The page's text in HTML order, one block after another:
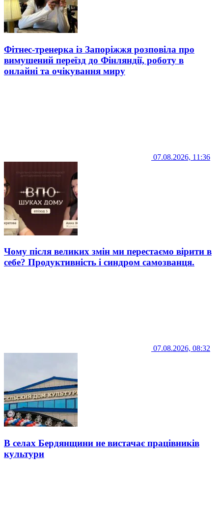
Фітнес-тренерка із Запоріжжя розповіла про
вимушений переїзд до Фінляндії, роботу в
онлайні та очікування миру
07.08.2026, 11:36
Чому після великих змін ми перестаємо вірити в
себе? Продуктивність і синдром самозванця.
07.08.2026, 08:32
В селах Бердянщини не вистачає працівників
культури